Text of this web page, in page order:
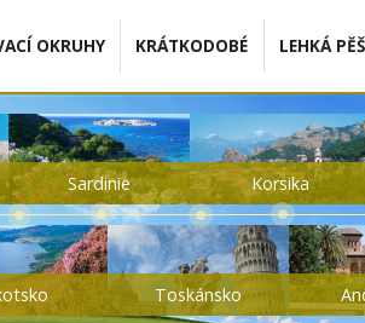
OKRUHY KRÁTKODOBÉ LEHKÁ
Sardinie Korsika
Toskánsko